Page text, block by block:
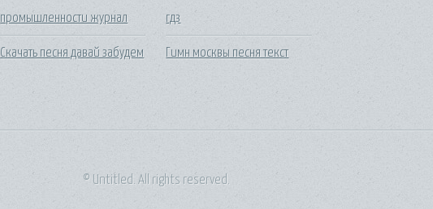
промышленности журнал
Скачать песня давай забудем
гдз
Гимн москвы песня текст
© Untitled. All rights reserved.